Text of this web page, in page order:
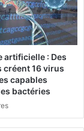
artificielle : Des
créent 16 virus
capables
bactéries